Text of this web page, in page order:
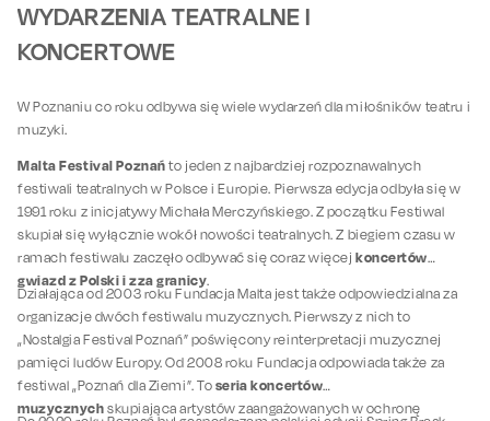
WYDARZENIA TEATRALNE I
KONCERTOWE
W Poznaniu co roku odbywa się wiele wydarzeń dla miłośników teatru i
muzyki.
Malta Festival Poznań to jeden z najbardziej rozpoznawalnych
festiwali teatralnych w Polsce i Europie. Pierwsza edycja odbyła się w
1991 roku z inicjatywy Michała Merczyńskiego. Z początku Festiwal
skupiał się wyłącznie wokół nowości teatralnych. Z biegiem czasu w
ramach festiwalu zaczęło odbywać się coraz więcej koncertów
gwiazd z Polski i zza granicy.
Działająca od 2003 roku Fundacja Malta jest także odpowiedzialna za
organizacje dwóch festiwalu muzycznych. Pierwszy z nich to
„Nostalgia Festival Poznań” poświęcony reinterpretacji muzycznej
pamięci ludów Europy. Od 2008 roku Fundacja odpowiada także za
festiwal „Poznań dla Ziemi”. To seria koncertów
muzycznych skupiająca artystów zaangażowanych w ochronę